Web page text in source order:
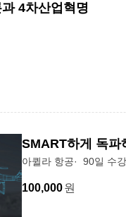
4차산업혁명
SMART하게 독파
아퀼라 항공 90일 수강
100,000원